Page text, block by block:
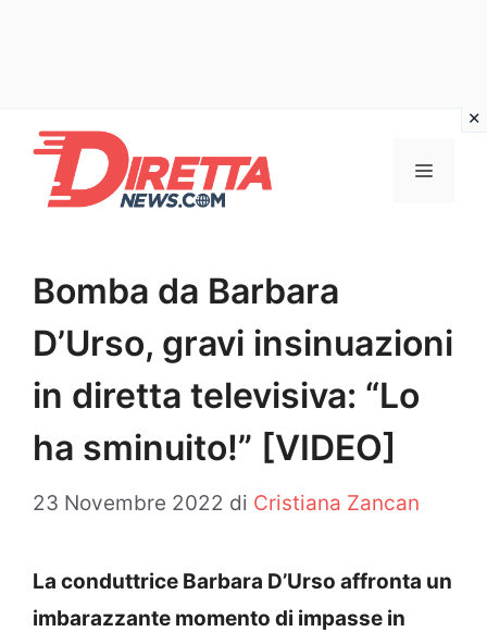
contenuto
Menu
Bomba da Barbara
D’Urso, gravi insinuazioni
in diretta televisiva: “Lo
ha sminuito!” [VIDEO]
23 Novembre 2022 di Cristiana Zancan
La conduttrice Barbara D’Urso affronta un
imbarazzante momento di impasse in